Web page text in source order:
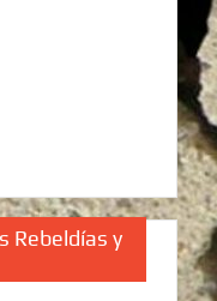
Rebeldías y